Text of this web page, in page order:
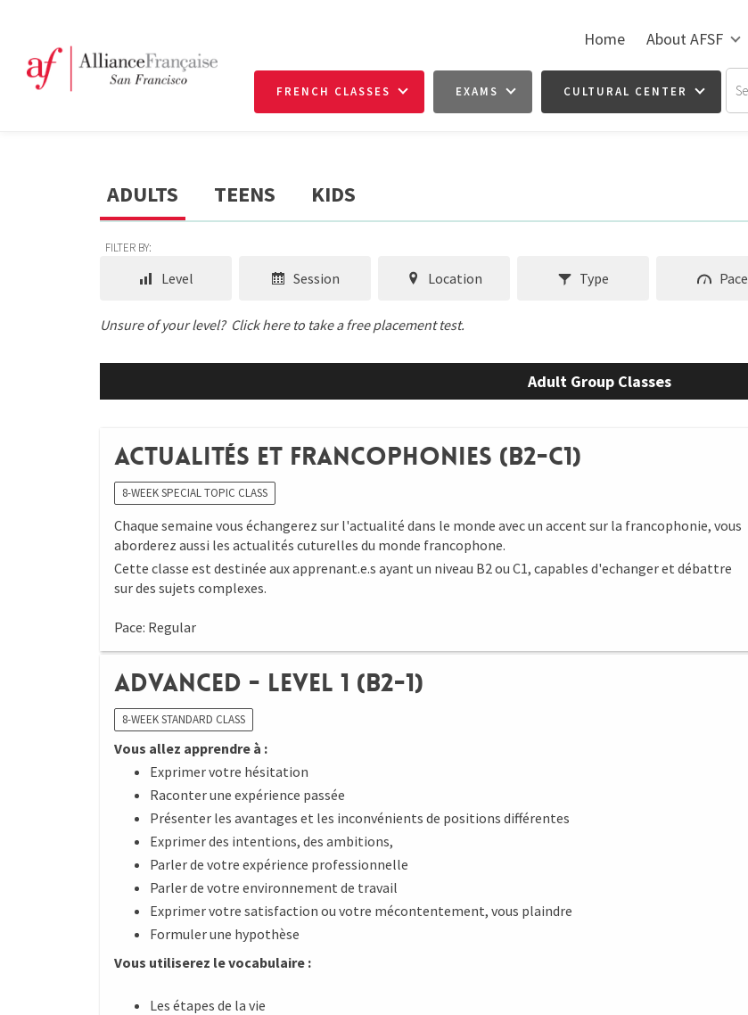
Home About AFSF
FRENCH CLASSES EXAMS CULTURAL CENTER
ADULTS TEENS KIDS
FILTER BY:
Level Session Location Type Pace
Unsure of your level? Click here to take a free placement test.
Adult Group Classes
Actualités et Francophonies (B2-C1)
8-WEEK SPECIAL TOPIC CLASS
Chaque semaine vous échangerez sur l'actualité dans le monde avec un accent sur la francophonie, vous
aborderez aussi les actualités cuturelles du monde francophone.
Cette classe est destinée aux apprenant.e.s ayant un niveau B2 ou C1, capables d'echanger et débattre
sur des sujets complexes.
Pace: Regular
Advanced - Level 1 (B2-1)
8-WEEK STANDARD CLASS
Vous allez apprendre à :
Exprimer votre hésitation
Raconter une expérience passée
Présenter les avantages et les inconvénients de positions différentes
Exprimer des intentions, des ambitions,
Parler de votre expérience professionnelle
Parler de votre environnement de travail
Exprimer votre satisfaction ou votre mécontentement, vous plaindre
Formuler une hypothèse
Vous utiliserez le vocabulaire :
Les étapes de la vie